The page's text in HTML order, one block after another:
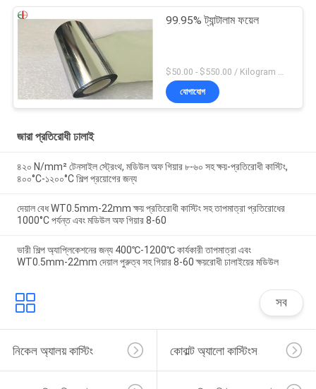
99.95% ট্যান্টালাম ফয়েল
$50.00 - $550.00 / Kilogram MOQ:2 কিলোগ্রাম
যোগাযোগ
জারা প্রতিরোধী ঢালাই
৪২০ N/mm² টেনসাইল স্ট্রেংথ, মডিউল অফ গিয়ার ৮-৬০ সহ ক্ষয়-প্রতিরোধী কাস্টিং,
৪০০°C-১২০০°C শিল্প প্রয়োগের জন্য
দেয়াল বেধ WT0.5mm-22mm ক্ষয় প্রতিরোধী কাস্টিং সহ তাপমাত্রা প্রতিরোধের
1000°C পর্যন্ত এবং মডিউল অফ গিয়ার 8-60
ভারী শিল্প অ্যাপ্লিকেশনের জন্য 400℃-1200℃ কার্যকারী তাপমাত্রা এবং
WT0.5mm-22mm দেয়াল পুরুত্ব সহ গিয়ার 8-60 ক্ষয়রোধী ঢালাইয়ের মডিউল
সব
নিকেল অ্যালয় কাস্টিং কোবাল্ট অ্যালো কাস্টিংস